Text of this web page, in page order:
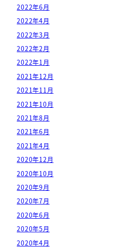
2022年6月
2022年4月
2022年3月
2022年2月
2022年1月
2021年12月
2021年11月
2021年10月
2021年8月
2021年6月
2021年4月
2020年12月
2020年10月
2020年9月
2020年7月
2020年6月
2020年5月
2020年4月